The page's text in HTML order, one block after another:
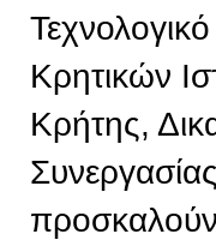
Κρητικών
Κρήτης,